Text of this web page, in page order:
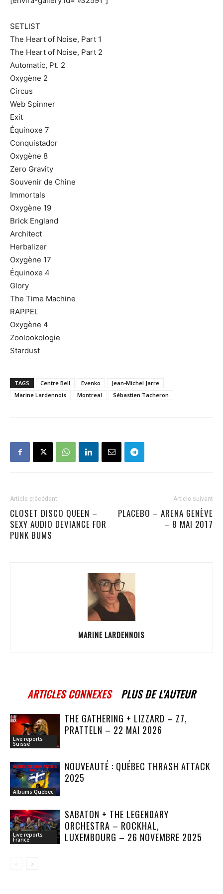
SETLIST
The Heart of Noise, Part 1
The Heart of Noise, Part 2
Automatic, Pt. 2
Oxygène 2
Circus
Web Spinner
Exit
Équinoxe 7
Conquistador
Oxygène 8
Zero Gravity
Souvenir de Chine
Immortals
Oxygène 19
Brick England
Architect
Herbalizer
Oxygène 17
Équinoxe 4
Glory
The Time Machine
RAPPEL
Oxygène 4
Zoolookologie
Stardust
TAGS Centre Bell Evenko
Jean-Michel Jarre
Marine Lardennois
Montreal Sébastien Tacheron
Article précédent
CLOSET DISCO QUEEN –
SEXY AUDIO DEVIANCE FOR
PUNK BUMS
Article suivant
PLACEBO – ARENA GENÈVE
– 8 MAI 2017
MARINE LARDENNOIS
ARTICLES CONNEXES PLUS DE L'AUTEUR
Live reports
Suisse
THE GATHERING + LIZZARD – Z7,
PRATTELN – 22 MAI 2026
Albums Québec
NOUVEAUTÉ : QUÉBEC THRASH ATTACK
2025
Live reports
France
SABATON + THE LEGENDARY
ORCHESTRA – ROCKHAL,
LUXEMBOURG – 26 NOVEMBRE 2025